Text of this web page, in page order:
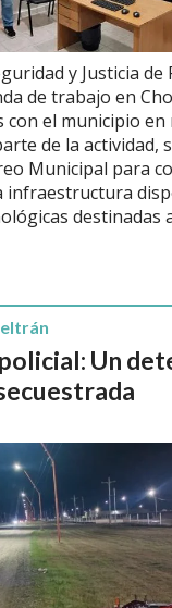
y Justicia
de trabajo en
con el municipio en
de la actividad,
Municipal para
infraestructura
destinadas
Un